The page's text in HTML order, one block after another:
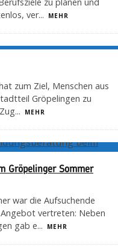
zu planen und
ver... MEHR
zum Ziel, Menschen aus
Gröpelingen zu
... MEHR
Gröpelinger Sommer
war die Aufsuchende
vertreten: Neben
gab e... MEHR